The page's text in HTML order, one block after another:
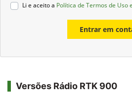
Li e aceito a Política de Termos de Uso
Entrar em
Versões Rádio RTK 900